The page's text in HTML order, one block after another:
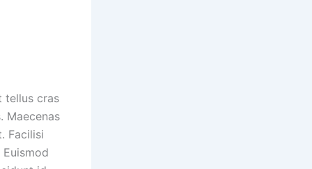
tellus cras
Maecenas
Facilisi